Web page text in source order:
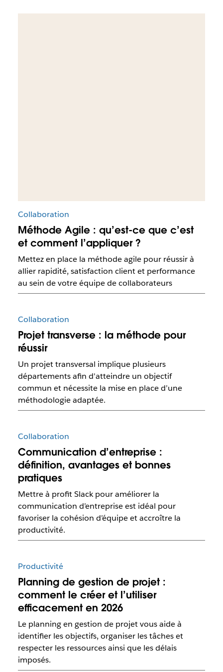
Collaboration
Méthode Agile : qu’est-ce que c’est
et comment l’appliquer ?
Mettez en place la méthode agile pour réussir à
allier rapidité, satisfaction client et performance
au sein de votre équipe de collaborateurs
Collaboration
Projet transverse : la méthode pour
réussir
Un projet transversal implique plusieurs
départements afin d'atteindre un objectif
commun et nécessite la mise en place d’une
méthodologie adaptée.
Collaboration
Communication d’entreprise :
définition, avantages et bonnes
pratiques
Mettre à profit Slack pour améliorer la
communication d’entreprise est idéal pour
favoriser la cohésion d’équipe et accroître la
productivité.
Productivité
Planning de gestion de projet :
comment le créer et l’utiliser
efficacement en 2026
Le planning en gestion de projet vous aide à
identifier les objectifs, organiser les tâches et
respecter les ressources ainsi que les délais
imposés.